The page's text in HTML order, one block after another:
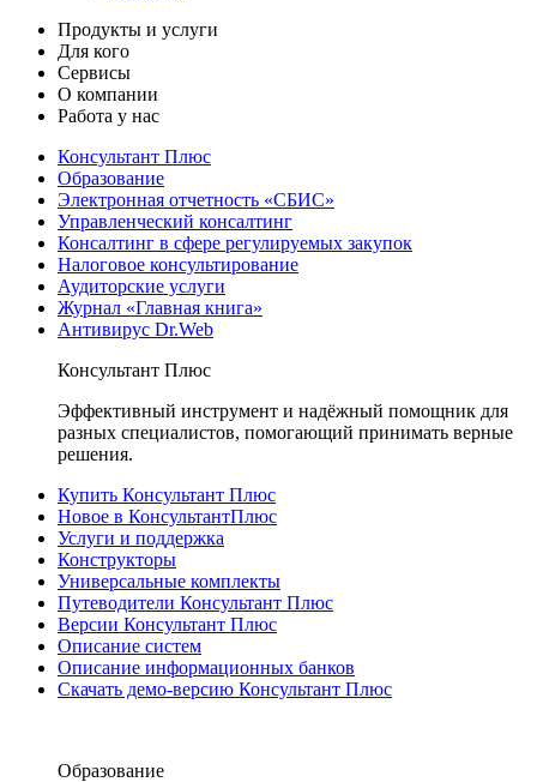
Продукты и услуги
Для кого
Сервисы
О компании
Работа у нас
Консультант Плюс
Образование
Электронная отчетность «СБИС»
Управленческий консалтинг
Консалтинг в сфере регулируемых закупок
Налоговое консультирование
Аудиторские услуги
Журнал «Главная книга»
Антивирус Dr.Web
Консультант Плюс
Эффективный инструмент и надёжный помощник для
разных специалистов, помогающий принимать верные
решения.
Купить Консультант Плюс
Новое в КонсультантПлюс
Услуги и поддержка
Конструкторы
Универсальные комплекты
Путеводители Консультант Плюс
Версии Консультант Плюс
Описание систем
Описание информационных банков
Скачать демо-версию Консультант Плюс
Образование